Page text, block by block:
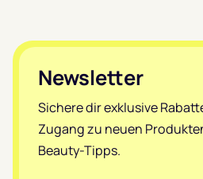
Footer
Newsletter
Sichere dir exklusive
Zugang zu neuen
Beauty-Tipps.